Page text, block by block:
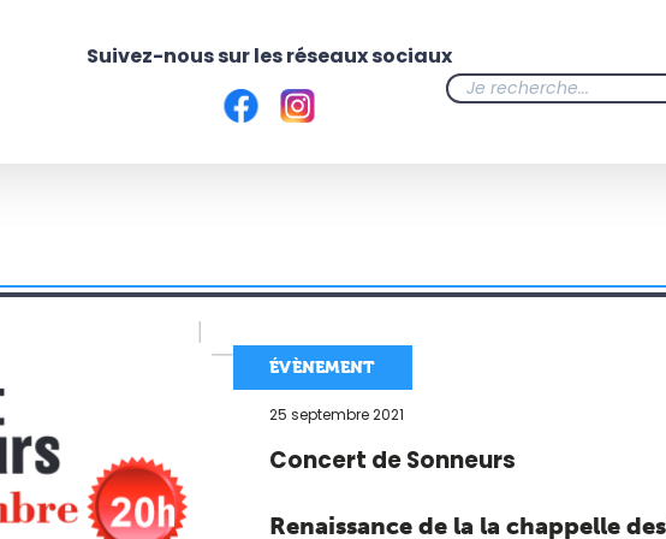
ÉVÈNEMENT
25 septembre 2021
Concert de Sonneurs
Renaissance de la la chappelle